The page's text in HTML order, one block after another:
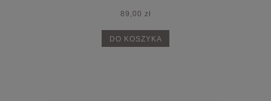
89,00 zł
DO KOSZYKA